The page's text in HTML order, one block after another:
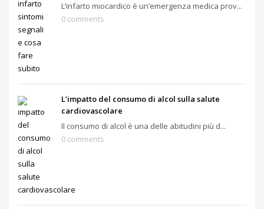
L’infarto miocardico è un’emergenza medica prov...
0 comments
L’impatto del consumo di alcol sulla salute
cardiovascolare
Il consumo di alcol è una delle abitudini più d...
0 comments